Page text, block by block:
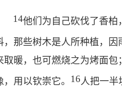
14他们为自己砍伐了香柏
，那些树木是人所种植，因
取暖，也可燃烧之为烤面
，用以钦崇它。 16人把一半